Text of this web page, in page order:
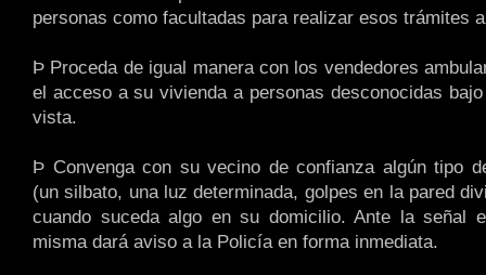
personas como facultadas para realizar esos trámites
Þ Proceda de igual manera con los vendedores
el acceso a su vivienda a personas desconocidas
vista.
Þ Convenga con su vecino de confianza algún tipo
(un silbato, una luz determinada, golpes en la pared
cuando suceda algo en su domicilio. Ante la señal
misma dará aviso a la Policía en forma inmediata.